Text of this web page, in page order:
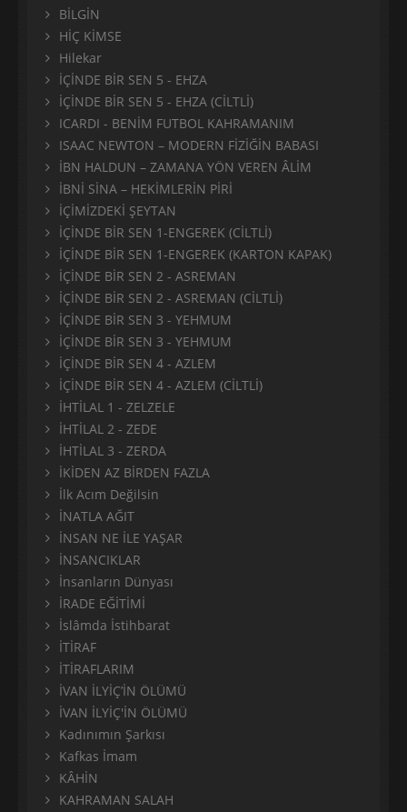
BİLGİN
HİÇ KİMSE
Hilekar
İÇİNDE BİR SEN 5 - EHZA
İÇİNDE BİR SEN 5 - EHZA (CİLTLİ)
ICARDI - BENİM FUTBOL KAHRAMANIM
ISAAC NEWTON – MODERN FİZİĞİN BABASI
İBN HALDUN – ZAMANA YÖN VEREN ÂLİM
İBNİ SİNA – HEKİMLERİN PİRİ
İÇİMİZDEKİ ŞEYTAN
İÇİNDE BİR SEN 1-ENGEREK (CİLTLİ)
İÇİNDE BİR SEN 1-ENGEREK (KARTON KAPAK)
İÇİNDE BİR SEN 2 - ASREMAN
İÇİNDE BİR SEN 2 - ASREMAN (CİLTLİ)
İÇİNDE BİR SEN 3 - YEHMUM
İÇİNDE BİR SEN 3 - YEHMUM
İÇİNDE BİR SEN 4 - AZLEM
İÇİNDE BİR SEN 4 - AZLEM (CİLTLİ)
İHTİLAL 1 - ZELZELE
İHTİLAL 2 - ZEDE
İHTİLAL 3 - ZERDA
İKİDEN AZ BİRDEN FAZLA
İlk Acım Değilsin
İNATLA AĞIT
İNSAN NE İLE YAŞAR
İNSANCIKLAR
İnsanların Dünyası
İRADE EĞİTİMİ
İslâmda İstihbarat
İTİRAF
İTİRAFLARIM
İVAN İLYİÇ’İN ÖLÜMÜ
İVAN İLYİÇ'İN ÖLÜMÜ
Kadınımın Şarkısı
Kafkas İmam
KÂHİN
KAHRAMAN SALAH